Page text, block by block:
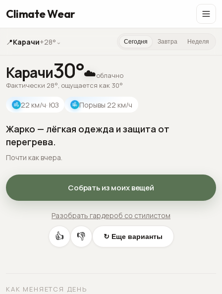
Climate Wear
📍Карачи+28° ⌄ Сегодня Завтра Неделя
Карачи30°☁️облачно
Фактически 28°, ощущается как 30°
22 км/ч· ЮЗ Порывы 22 км/ч
Жарко — лёгкая одежда и защита от
перегрева.
Почти как вчера.
Собрать из моих вещей
Разобрать гардероб со стилистом
👍 👎 ↻ Еще варианты
КАК МЕНЯЕТСЯ ДЕНЬ